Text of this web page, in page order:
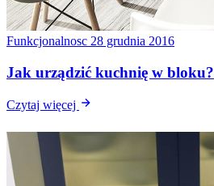
Funkcjonalnosc 28 grudnia 2016
Jak urządzić kuchnię w bloku?
Czytaj więcej